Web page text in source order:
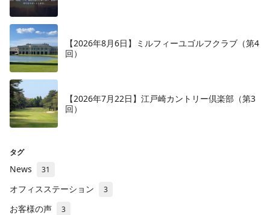
【2026年8月6日】ミルフィーユゴルフクラブ（第4
回）
【2026年7月22日】江戸崎カントリー倶楽部（第3
回）
タグ
News 31
オフィスステーション 3
お客様の声 3